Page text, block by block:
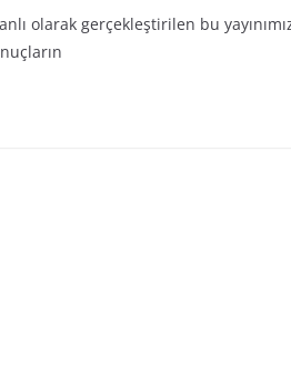
olarak gerçekleştirilen bu